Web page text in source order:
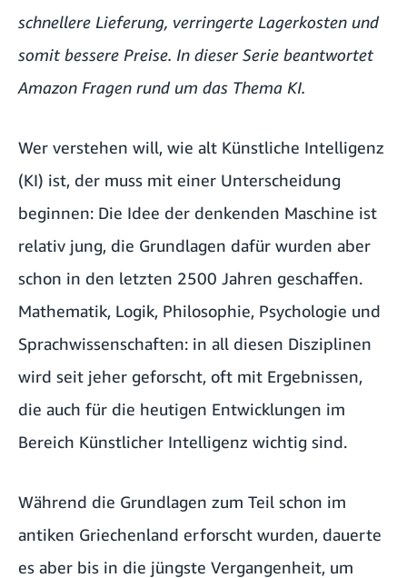
schnellere Lieferung, verringerte Lagerkosten und
somit bessere Preise. In dieser Serie beantwortet
Amazon Fragen rund um das Thema KI.
Wer verstehen will, wie alt Künstliche Intelligenz
(KI) ist, der muss mit einer Unterscheidung
beginnen: Die Idee der denkenden Maschine ist
relativ jung, die Grundlagen dafür wurden aber
schon in den letzten 2500 Jahren geschaffen.
Mathematik, Logik, Philosophie, Psychologie und
Sprachwissenschaften: in all diesen Disziplinen
wird seit jeher geforscht, oft mit Ergebnissen,
die auch für die heutigen Entwicklungen im
Bereich Künstlicher Intelligenz wichtig sind.
Während die Grundlagen zum Teil schon im
antiken Griechenland erforscht wurden, dauerte
es aber bis in die jüngste Vergangenheit, um